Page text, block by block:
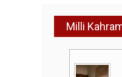
Milli